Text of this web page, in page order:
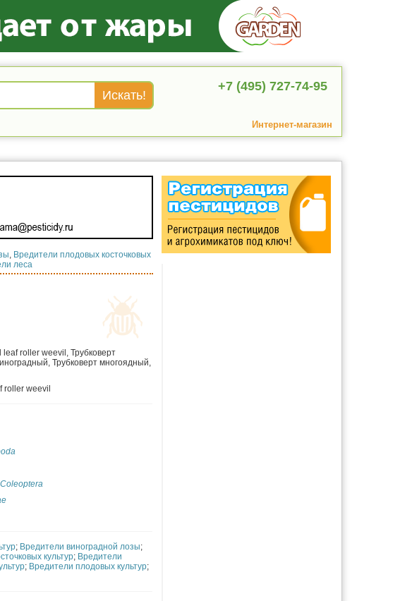
+7 (495) 727-74-95
Интернет-магазин
, Вредители плодовых косточковых
леса
leaf roller weevil , Трубковерт
, Трубковерт многоядный,
roller weevil
Coleoptera
; Вредители виноградной лозы;
культур; Вредители
; Вредители плодовых культур;